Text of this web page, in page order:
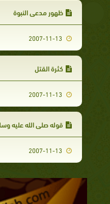
ظهور مدعي النبوة
2007-11-13
كثرة القتل
2007-11-13
قوله صلى الله عليه
2007-11-13